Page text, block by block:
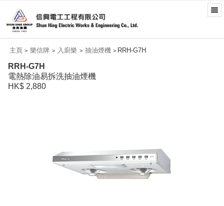
主頁 > 樂信牌 > 入廚樂 > 抽油煙機 > RRH-G7H
RRH-G7H
電熱除油易拆洗抽油煙機
HK$ 2,880